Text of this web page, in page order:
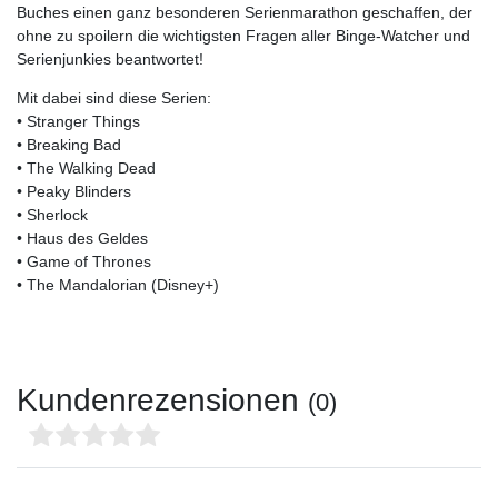
Buches einen ganz besonderen Serienmarathon geschaffen, der
ohne zu spoilern die wichtigsten Fragen aller Binge-Watcher und
Serienjunkies beantwortet!
Mit dabei sind diese Serien:
• Stranger Things
• Breaking Bad
• The Walking Dead
• Peaky Blinders
• Sherlock
• Haus des Geldes
• Game of Thrones
• The Mandalorian (Disney+)
Kundenrezensionen (0)